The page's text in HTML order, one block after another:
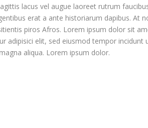
lacus vel augue laoreet rutrum
erat a ante historiarum dapibus. At
piros Afros. Lorem ipsum dolor sit
adipisici elit, sed eiusmod tempor incidunt
aliqua. Lorem ipsum dolor.